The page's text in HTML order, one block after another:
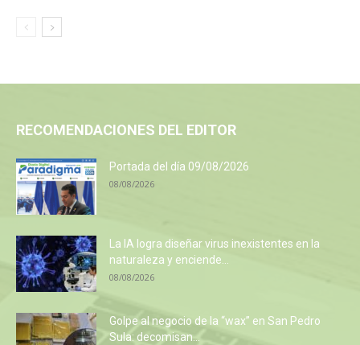
RECOMENDACIONES DEL EDITOR
Portada del día 09/08/2026
08/08/2026
La IA logra diseñar virus inexistentes en la
naturaleza y enciende...
08/08/2026
Golpe al negocio de la “wax” en San Pedro
Sula: decomisan...